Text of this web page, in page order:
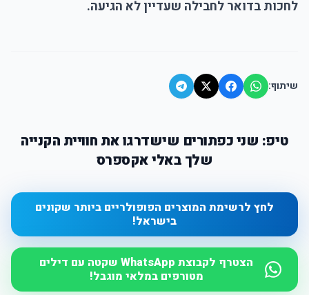
לחכות בדואר לחבילה שעדיין לא הגיעה.
שיתוף:
טיפ: שני כפתורים שישדרגו את חוויית הקנייה
שלך באלי אקספרס
לחץ לרשימת המוצרים הפופולריים ביותר שקונים
בישראל!
הצטרף לקבוצת WhatsApp שקטה עם דילים
מטורפים במלאי מוגבל!